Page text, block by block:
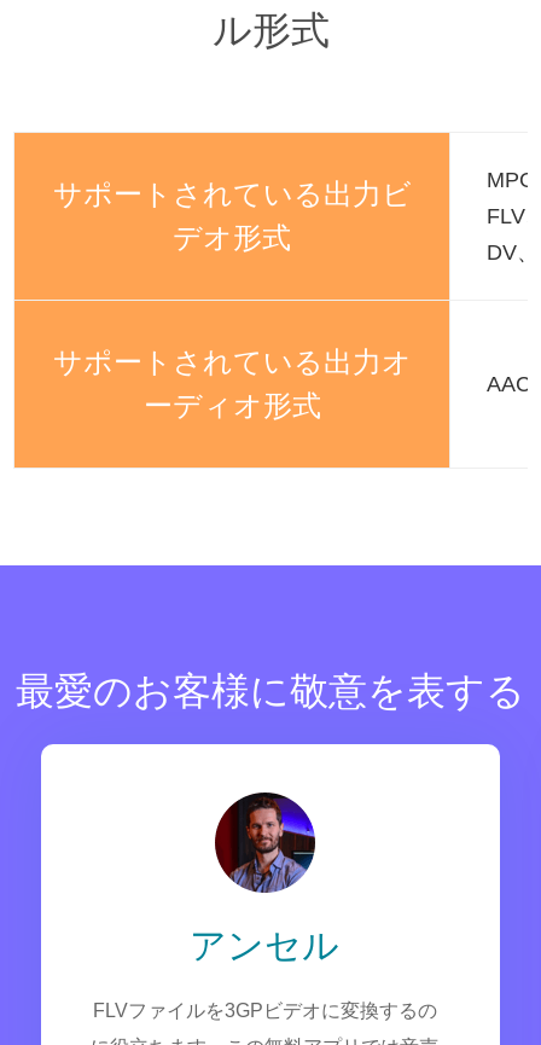
ル形式
サポートされている出力ビ
デオ形式
FLV
DV
サポートされている出力オ
ーディオ形式
AAC
最愛のお客様に敬意を表する
アンセル
FLVファイルを3GPビデオに変換するの